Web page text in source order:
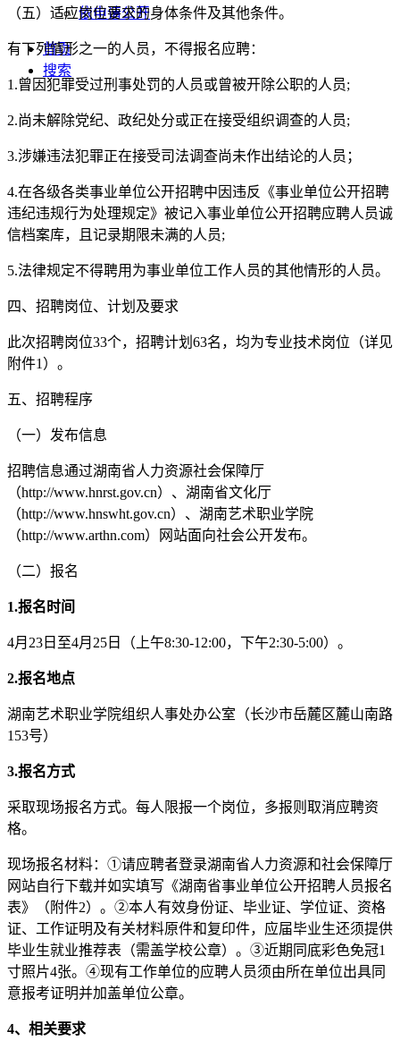
依申请公开
首页
搜索
（五）适应岗位要求的身体条件及其他条件。
有下列情形之一的人员，不得报名应聘：
1.曾因犯罪受过刑事处罚的人员或曾被开除公职的人员;
2.尚未解除党纪、政纪处分或正在接受组织调查的人员;
3.涉嫌违法犯罪正在接受司法调查尚未作出结论的人员；
4.在各级各类事业单位公开招聘中因违反《事业单位公开招聘
违纪违规行为处理规定》被记入事业单位公开招聘应聘人员诚
信档案库，且记录期限未满的人员;
5.法律规定不得聘用为事业单位工作人员的其他情形的人员。
四、招聘岗位、计划及要求
此次招聘岗位33个，招聘计划63名，均为专业技术岗位（详见
附件1）。
五、招聘程序
（一）发布信息
招聘信息通过湖南省人力资源社会保障厅
（http://www.hnrst.gov.cn）、湖南省文化厅
（http://www.hnswht.gov.cn）、湖南艺术职业学院
（http://www.arthn.com）网站面向社会公开发布。
（二）报名
1.报名时间
4月23日至4月25日（上午8:30-12:00，下午2:30-5:00）。
2.报名地点
湖南艺术职业学院组织人事处办公室（长沙市岳麓区麓山南路
153号）
3.报名方式
采取现场报名方式。每人限报一个岗位，多报则取消应聘资
格。
现场报名材料：①请应聘者登录湖南省人力资源和社会保障厅
网站自行下载并如实填写《湖南省事业单位公开招聘人员报名
表》（附件2）。②本人有效身份证、毕业证、学位证、资格
证、工作证明及有关材料原件和复印件，应届毕业生还须提供
毕业生就业推荐表（需盖学校公章）。③近期同底彩色免冠1
寸照片4张。④现有工作单位的应聘人员须由所在单位出具同
意报考证明并加盖单位公章。
4、相关要求